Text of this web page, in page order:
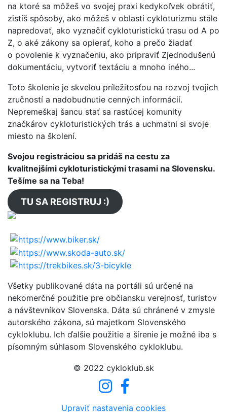
na ktoré sa môžeš vo svojej praxi kedykoľvek obrátiť,
zistíš spôsoby, ako môžeš v oblasti cykloturizmu stále
napredovať, ako vyznačiť cykloturistickú trasu od A po
Z, o aké zákony sa opierať, koho a prečo žiadať
o povolenie k vyznačeniu, ako pripraviť Zjednodušenú
dokumentáciu, vytvoriť textáciu a mnoho iného...
Toto školenie je skvelou príležitosťou na rozvoj tvojich
zručností a nadobudnutie cenných informácií.
Nepremeškaj šancu stať sa rastúcej komunity
značkárov cykloturistických trás a uchmatni si svoje
miesto na školení.
Svojou registráciou sa pridáš na cestu za
kvalitnejšími cykloturistickými trasami na Slovensku.
Tešíme sa na Teba!
TU SA REGISTRUJ :)
Všetky publikované dáta na portáli sú určené na
nekomerčné použitie pre občiansku verejnosť, turistov
a návštevníkov Slovenska. Dáta sú chránené v zmysle
autorského zákona, sú majetkom Slovenského
cykloklubu. Ich ďalšie použitie a šírenie je možné iba s
písomným súhlasom Slovenského cykloklubu.
© 2022 cykloklub.sk
Upraviť nastavenia cookies